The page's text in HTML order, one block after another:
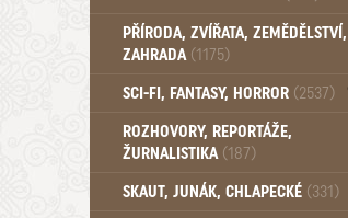
PŘÍRODA, ZVÍŘATA, ZEMĚDĚLSTVÍ,
ZAHRADA (1175)
SCI-FI, FANTASY, HORROR (2537)
UFO (14)
ROZHOVORY, REPORTÁŽE,
ŽURNALISTIKA (187)
SKAUT, JUNÁK, CHLAPECKÉ (331)